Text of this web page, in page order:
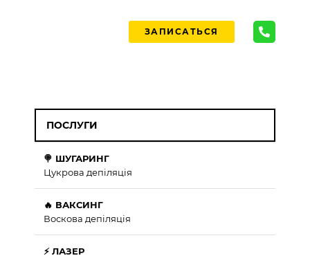
ЗАПИСАТЬСЯ
ПОСЛУГИ
🍭 ШУГАРИНГ
Цукрова депіляція
🔥 ВАКСИНГ
Воскова депіляція
⚡ ЛАЗЕР